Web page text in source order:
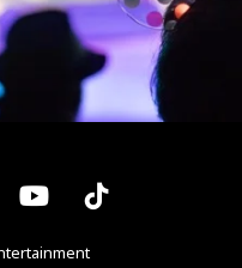
YouTubeTiktok